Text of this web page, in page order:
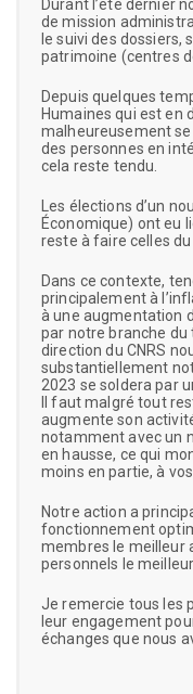
Durant l’été dernier
de mission
le suivi des dossiers,
patrimoine (centres
Depuis quelques
Humaines qui est en
malheureusement
des personnes en
cela reste tendu.
Les élections d’un
Économique) ont eu
reste à faire celles du
Dans ce contexte,
principalement à
à une augmentation
par notre branche
direction du CNRS
substantiellement
2023 se soldera par
Il faut malgré tout
augmente son
notamment avec un
en hausse, ce qui
moins en partie, à
Notre action a
fonctionnement
membres le meilleur
personnels le
Je remercie tous les
leur engagement
échanges que nous